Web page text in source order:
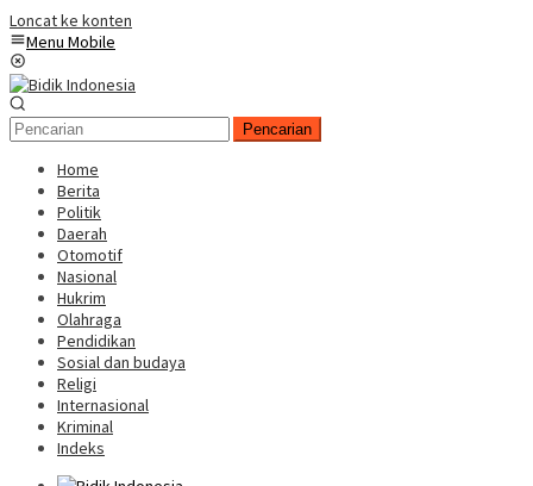
Loncat ke konten
Menu Mobile
Pencarian
Home
Berita
Politik
Daerah
Otomotif
Nasional
Hukrim
Olahraga
Pendidikan
Sosial dan budaya
Religi
Internasional
Kriminal
Indeks